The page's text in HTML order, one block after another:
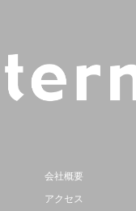
会社概要
アクセス